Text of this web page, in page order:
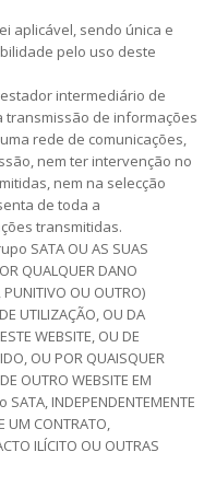
aplicável, sendo única e
pelo uso deste
intermediário de
transmissão de informações
rede de comunicações,
nem ter intervenção no
nem na selecção
de toda a
transmitidas.
SATA OU AS SUAS
QUALQUER DANO
PUNITIVO OU OUTRO)
UTILIZAÇÃO, OU DA
WEBSITE, OU DE
OU POR QUAISQUER
OUTRO WEBSITE EM
INDEPENDENTEMENTE
UM CONTRATO,
ILÍCITO OU OUTRAS